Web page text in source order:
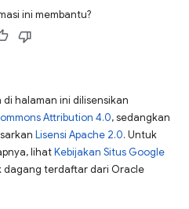
ini membantu?
halaman ini dilisensikan
Attribution 4.0, sedangkan
Lisensi Apache 2.0. Untuk
lihatKebijakan Situs Google
dagang terdaftar dari Oracle